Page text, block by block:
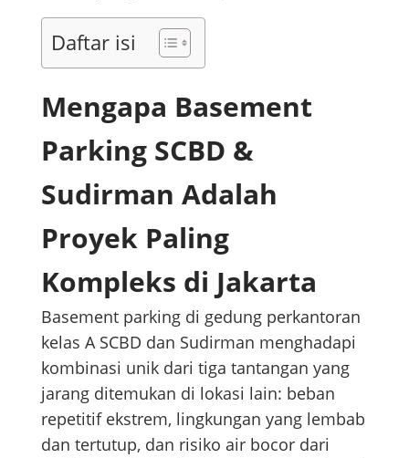
Daftar isi
Mengapa Basement
Parking SCBD &
Sudirman Adalah
Proyek Paling
Kompleks di Jakarta
Basement parking di gedung perkantoran
kelas A SCBD dan Sudirman menghadapi
kombinasi unik dari tiga tantangan yang
jarang ditemukan di lokasi lain: beban
repetitif ekstrem, lingkungan yang lembab
dan tertutup, dan risiko air bocor dari